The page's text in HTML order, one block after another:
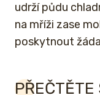
udrží půdu
na mříži zase
poskytnout
PŘEČTĚTE